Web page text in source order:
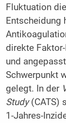
Fluktuation
Entscheidung
direkte
und
Schwerpunkt
gelegt. In der
Study(CATS)
1-Jahres-